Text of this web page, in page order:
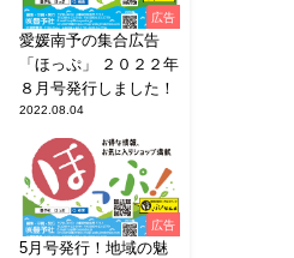
広告
愛媛南予の集合広告
「ほっぷ」 ２０２２年
８月号発行しました！
2022.08.04
広告
5月号発行！地域の魅